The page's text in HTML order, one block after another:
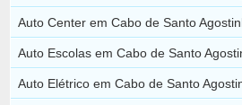
Auto Center em Cabo de Santo
Auto Escolas em Cabo de Santo
Auto Elétrico em Cabo de Santo